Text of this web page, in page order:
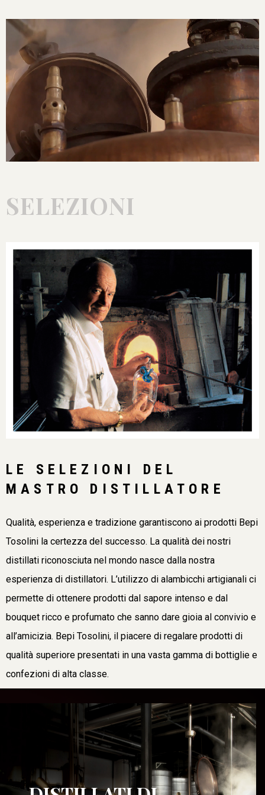
SELEZIONI
LE SELEZIONI DEL
MASTRO DISTILLATORE
Qualità, esperienza e tradizione garantiscono ai prodotti Bepi
Tosolini la certezza del successo. La qualità dei nostri
distillati riconosciuta nel mondo nasce dalla nostra
esperienza di distillatori. L’utilizzo di alambicchi artigianali ci
permette di ottenere prodotti dal sapore intenso e dal
bouquet ricco e profumato che sanno dare gioia al convivio e
all’amicizia. Bepi Tosolini, il piacere di regalare prodotti di
qualità superiore presentati in una vasta gamma di bottiglie e
confezioni di alta classe.